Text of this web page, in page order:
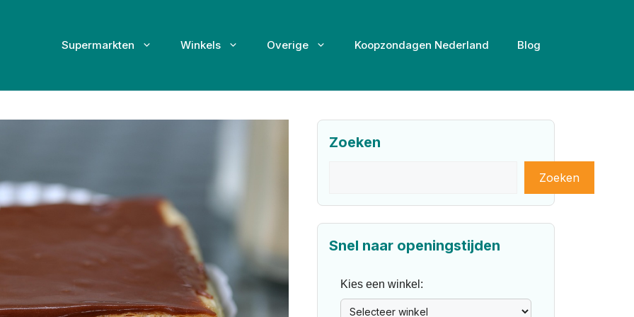
Supermarkten Winkels Overige Koopzondagen Nederland Blog
Zoeken
Zoeken
Snel naar openingstijden
Kies een winkel: